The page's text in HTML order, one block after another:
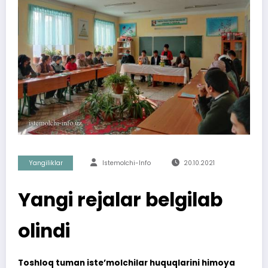
Yangiliklar Istemolchi-Info 20.10.2021
Yangi rejalar belgilab
olindi
Toshloq tuman iste’molchilar huquqlarini himoya